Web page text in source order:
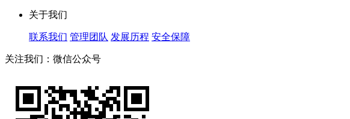
关于我们
联系我们 管理团队 发展历程 安全保障
关注我们：微信公众号